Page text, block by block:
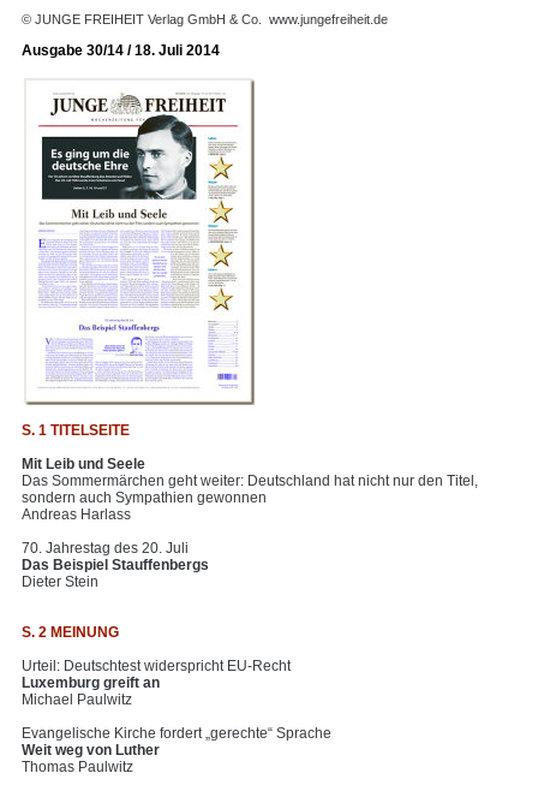
© JUNGE FREIHEIT Verlag GmbH & Co. www.jungefreiheit.de
Ausgabe 30/14 / 18. Juli 2014
S. 1 TITELSEITE
Mit Leib und Seele
Das Sommermärchen geht weiter: Deutschland hat nicht nur den Titel,
sondern auch Sympathien gewonnen
Andreas Harlass
70. Jahrestag des 20. Juli
Das Beispiel Stauffenbergs
Dieter Stein
S. 2 MEINUNG
Urteil: Deutschtest widerspricht EU-Recht
Luxemburg greift an
Michael Paulwitz
Evangelische Kirche fordert „gerechte“ Sprache
Weit weg von Luther
Thomas Paulwitz